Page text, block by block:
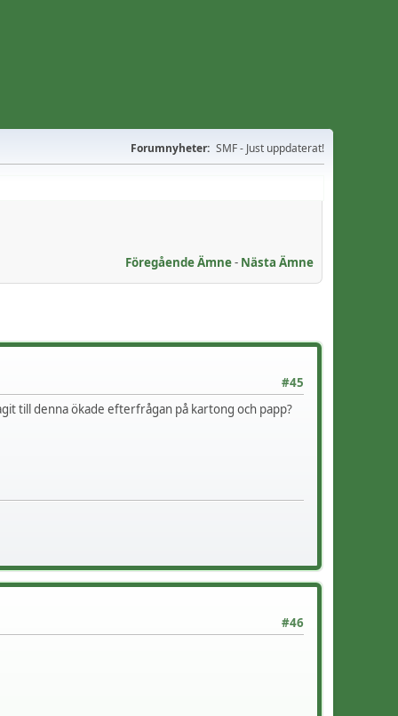
Forumnyheter: SMF - Just uppdaterat!
Föregående Ämne- Nästa Ämne
#45
till denna ökade efterfrågan på kartong och papp?
#46